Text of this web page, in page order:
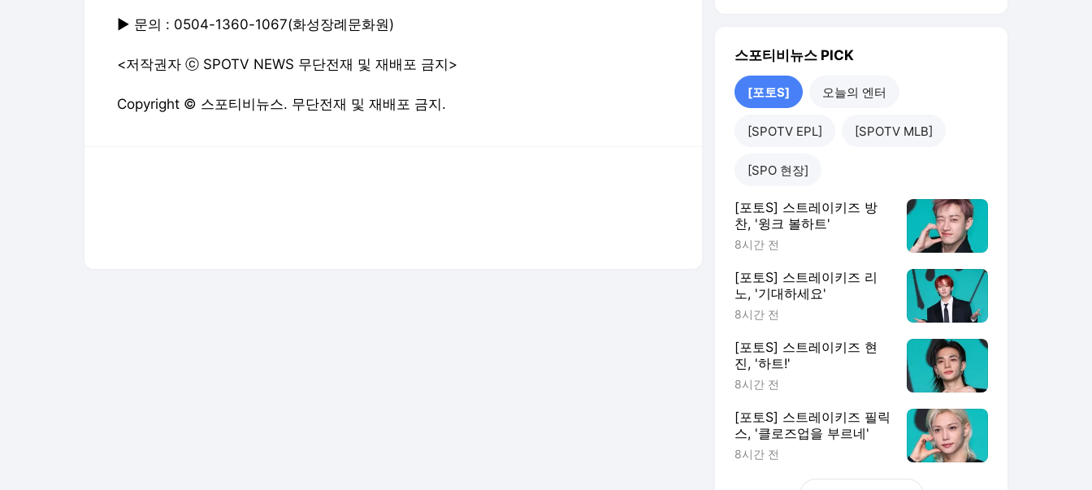
▶ 문의 : 0504-1360-1067(화성장례문화원)
<저작권자 ⓒ SPOTV NEWS 무단전재 및 재배포 금지>
Copyright © 스포티비뉴스. 무단전재 및 재배포 금지.
스포티비뉴스 PICK
[포토S] 오늘의 엔터
[SPOTV EPL] [SPOTV MLB]
[SPO 현장]
[포토S] 스트레이키즈 방
찬, '윙크 볼하트'
8시간 전
[포토S] 스트레이키즈 리
노, '기대하세요'
8시간 전
[포토S] 스트레이키즈 현
진, '하트!'
8시간 전
[포토S] 스트레이키즈 필릭
스, '클로즈업을 부르네'
8시간 전